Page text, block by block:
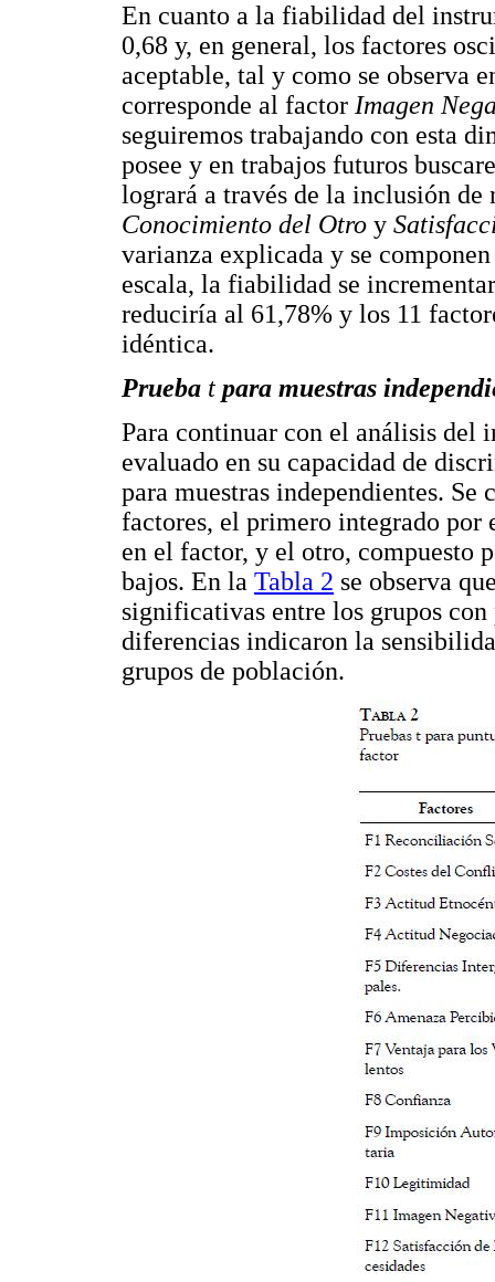
En cuanto a la fiabilidad del
0,68 y, en general, los factores
aceptable, tal y como se observa
corresponde al factor Imagen
seguiremos trabajando con esta
posee y en trabajos futuros
logrará a través de la inclusión de
Conocimiento del Otro y
varianza explicada y se
escala, la fiabilidad se
reduciría al 61,78% y los 11
idéntica.
Prueba t para muestras
Para continuar con el análisis del
evaluado en su capacidad de
para muestras independientes. Se
factores, el primero integrado por
en el factor, y el otro, compuesto
bajos. En la Tabla 2 se observa
significativas entre los grupos
diferencias indicaron la
grupos de población.